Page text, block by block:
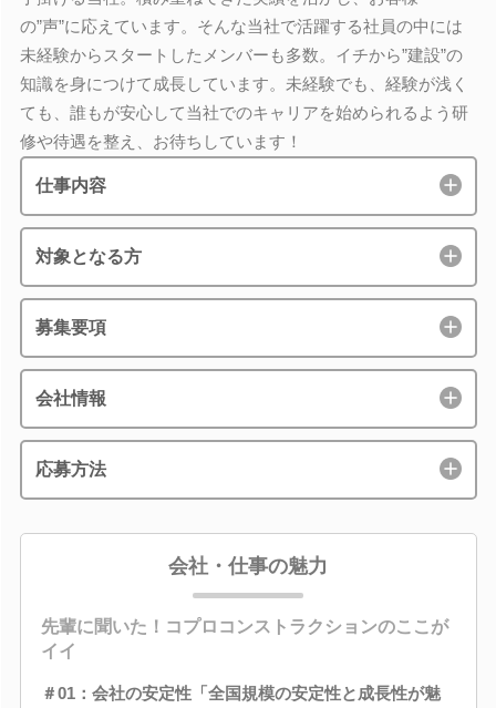
の”声”に応えています。そんな当社で活躍する社員の中には
未経験からスタートしたメンバーも多数。イチから”建設”の
知識を身につけて成長しています。未経験でも、経験が浅く
ても、誰もが安心して当社でのキャリアを始められるよう研
修や待遇を整え、お待ちしています！
仕事内容
対象となる方
募集要項
会社情報
応募方法
会社・仕事の魅力
先輩に聞いた！コプロコンストラクションのここが
イイ
＃01：会社の安定性「全国規模の安定性と成長性が魅